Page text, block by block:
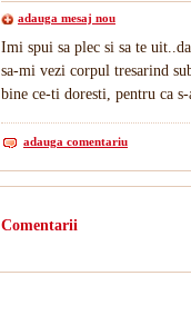
adauga mesaj nou
Imi spui sa plec si sa te
sa-mi vezi corpul tresarind
bine ce-ti doresti, pentru ca s-
adauga comentariu
Comentarii